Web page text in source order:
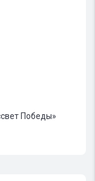
Победы»